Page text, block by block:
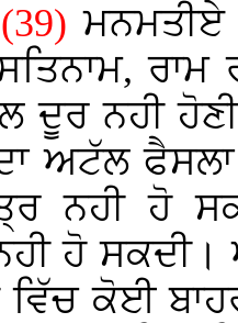
ਮਨਮਤੀਏ
ਰਾਮ
ਦੂਰ ਨਹੀ
ਅਟੱਲ
ਨਹੀ ਹੋ
ਹੋ
ਕੋਈ